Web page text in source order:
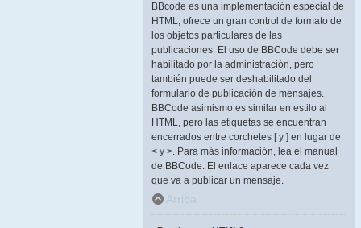
BBcode es una implementación especial de
HTML, ofrece un gran control de formato de
los objetos particulares de las
publicaciones. El uso de BBCode debe ser
habilitado por la administración, pero
también puede ser deshabilitado del
formulario de publicación de mensajes.
BBCode asimismo es similar en estilo al
HTML, pero las etiquetas se encuentran
encerrados entre corchetes [ y ] en lugar de
< y >. Para más información, lea el manual
de BBCode. El enlace aparece cada vez
que va a publicar un mensaje.
Arriba